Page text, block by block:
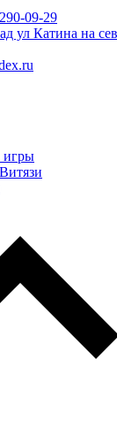
09-29
ул Катина на
игры